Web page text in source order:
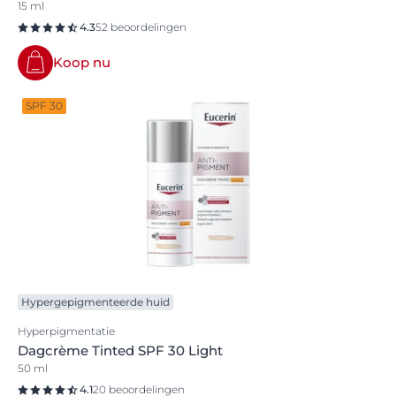
15 ml
4.352 beoordelingen
Koop nu
SPF 30
Hypergepigmenteerde huid
Hyperpigmentatie
Dagcrème Tinted SPF 30 Light
50 ml
4.120 beoordelingen